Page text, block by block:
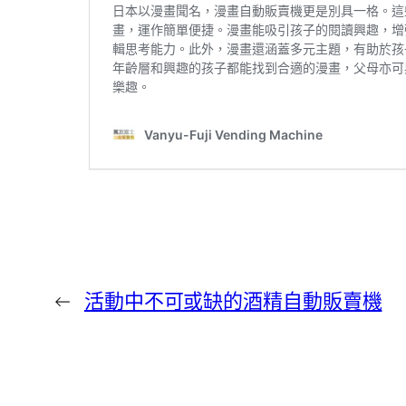
← 活動中不可或缺的酒精自動販賣機